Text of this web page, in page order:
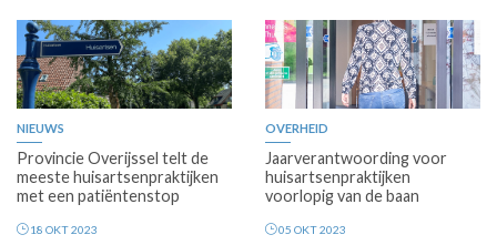
Premium
NIEUWS
Provincie Overijssel telt de
meeste huisartsenpraktijken
met een patiëntenstop
18 OKT 2023
Premium
OVERHEID
Jaarverantwoording voor
huisartsenpraktijken
voorlopig van de baan
05 OKT 2023